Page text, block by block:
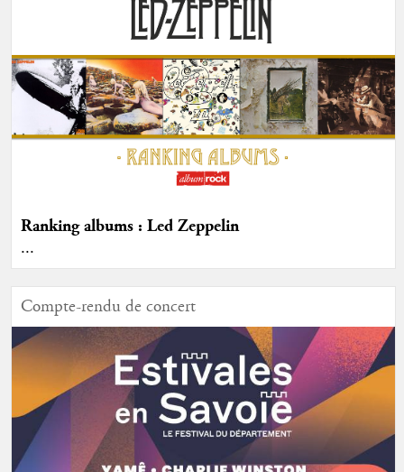
Ranking albums : Led Zeppelin
...
Compte-rendu de concert